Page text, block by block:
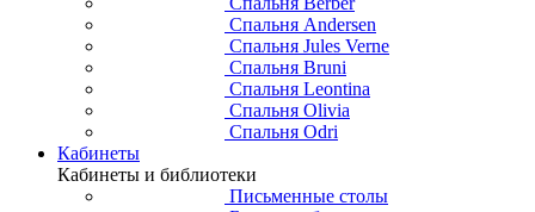
Спальня Andersen
Спальня Jules Verne
Спальня Bruni
Спальня Leontina
Спальня Olivia
Спальня Odri
Кабинеты
Кабинеты и библиотеки
Письменные столы